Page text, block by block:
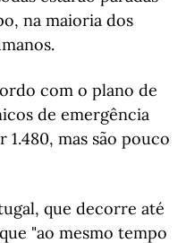
na maioria dos
com o plano de
de emergência
mas são pouco
que decorre até
"ao mesmo tempo